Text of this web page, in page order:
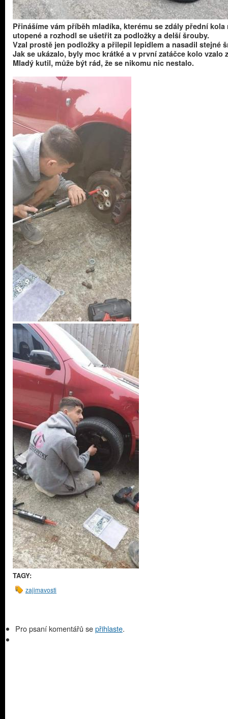
Přinášíme vám příběh mladíka, kterému se zdály přední kola
utopené a rozhodl se ušetřit za podložky a delší šrouby.
Vzal prostě jen podložky a přilepil lepidlem a nasadil stejné
Jak se ukázalo, byly moc krátké a v první zatáčce kolo vzalo
Mladý kutil, může být rád, že se nikomu nic nestalo.
TAGY:
zajimavosti
Pro psaní komentářů sepřihlaste.